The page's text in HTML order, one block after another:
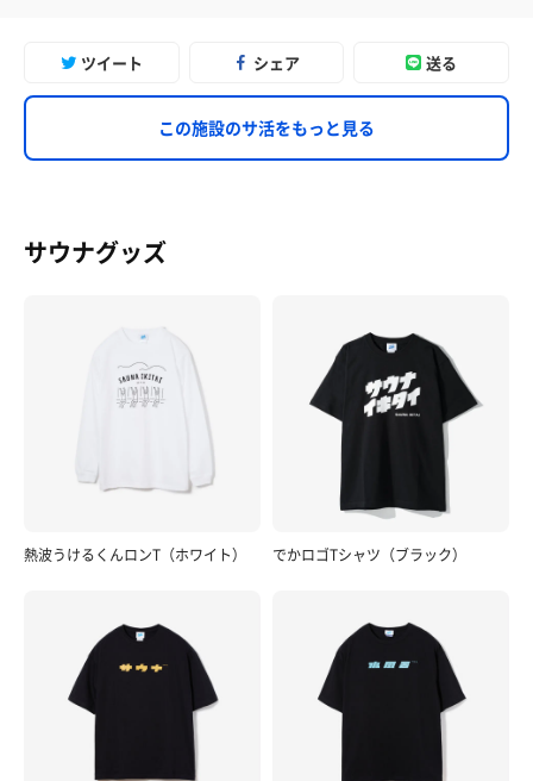
ツイート シェア 送る
この施設のサ活をもっと見る
サウナグッズ
熱波うけるくんロンT（ホワイト） でかロゴTシャツ（ブラック）